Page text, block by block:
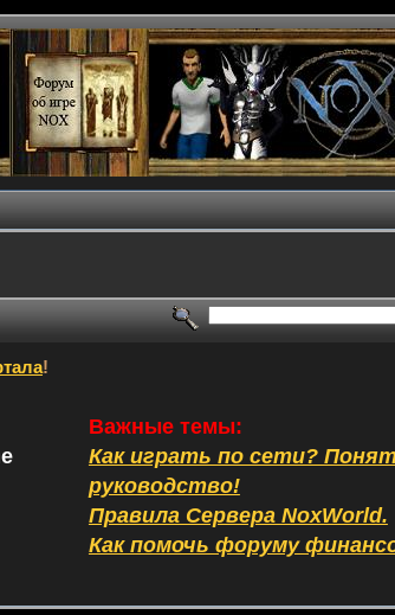
!
Важные темы:
Как играть по сети?
руководство!
Правила Сервера NoxWorld.
Как помочь форуму